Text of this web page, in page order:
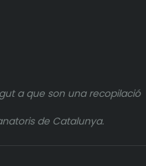
a que son una recopilació
de Catalunya.